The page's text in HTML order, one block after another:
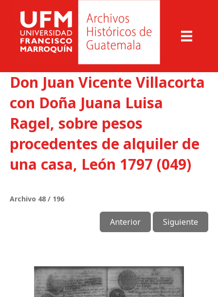
Don Juan Vicente Villacorta
con Doña Juana Luisa
Ragel, sobre pesos
procedentes de alquiler de
una casa, León 1797 (049)
Archivo 48 / 196
Anterior Siguiente